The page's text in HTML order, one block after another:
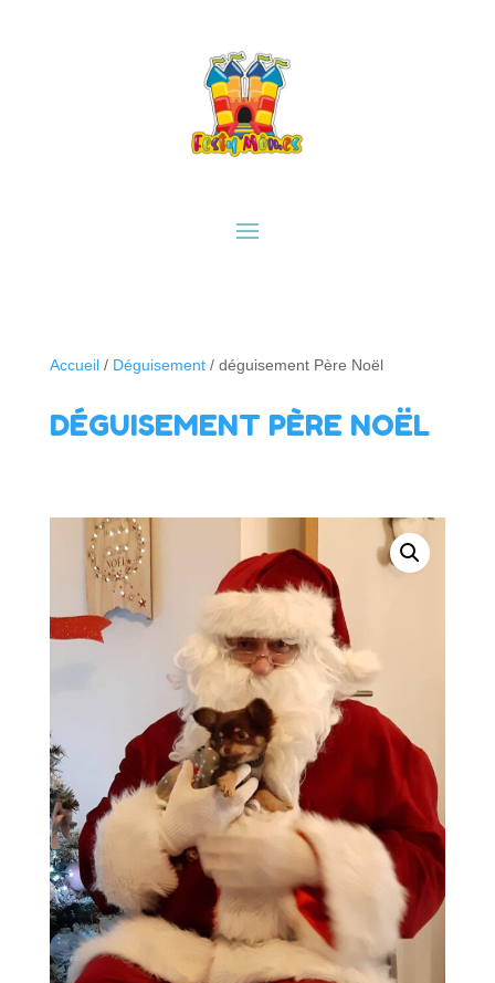
Accueil/ Déguisement/ déguisement Père Noël
DÉGUISEMENT PÈRE NOËL